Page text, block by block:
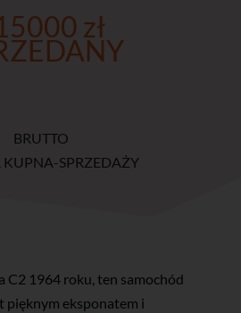
zł
BRUTTO
SPRZEDAŻY
C2 1964 roku, ten samochód
pięknym eksponatem i